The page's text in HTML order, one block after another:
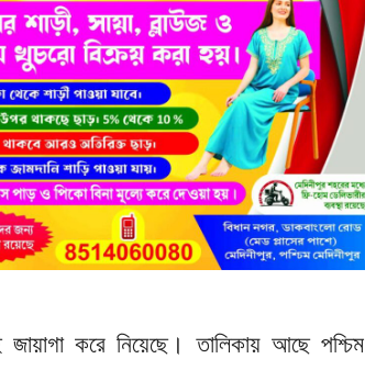
জায়াগা করে নিয়েছে। তালিকায় আছে পশ্চিম